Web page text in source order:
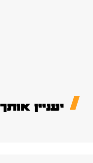
יעניין אותך